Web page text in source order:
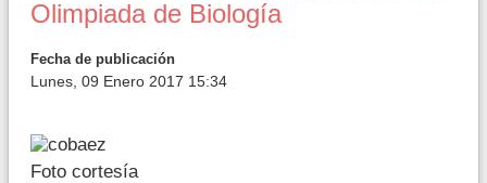
Olimpiada de Biología
Fecha de publicación
Lunes, 09 Enero 2017 15:34
Foto cortesía